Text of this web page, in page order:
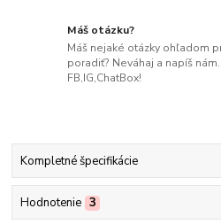
Máš otázku?
Máš nejaké otázky ohľadom
poradiť? Neváhaj a napíš
FB,IG,ChatBox!
Kompletné špecifikácie
Hodnotenie 3